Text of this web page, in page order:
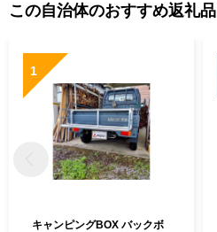
この自治体のおすすめ返礼品
1
キャンピングBOX バックボ